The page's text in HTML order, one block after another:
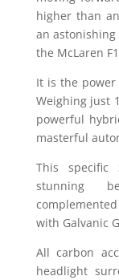
higher than
an
the McLaren
It is the
Weighing just
powerful
masterful
This
stunning
with Galvanic
All carbon
headlight